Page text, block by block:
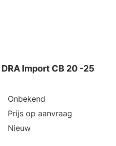
Import CB 20 -25
Onbekend
Prijs op aanvraag
Nieuw